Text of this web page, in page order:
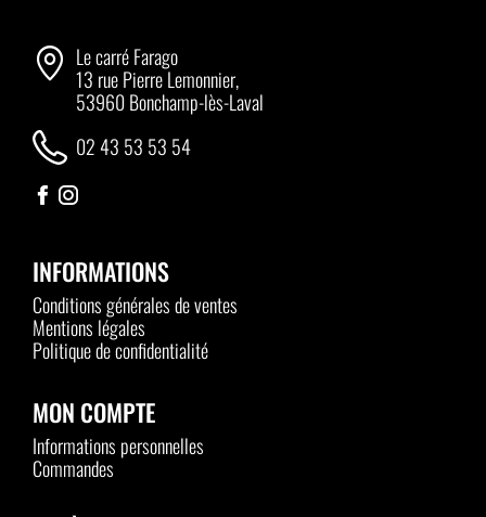
Le carré Farago
13 rue Pierre Lemonnier,
53960 Bonchamp-lès-Laval
02 43 53 53 54
INFORMATIONS
Conditions générales de ventes
Mentions légales
Politique de confidentialité
MON COMPTE
Informations personnelles
Commandes